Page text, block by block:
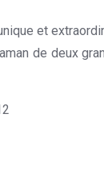
et
de deux